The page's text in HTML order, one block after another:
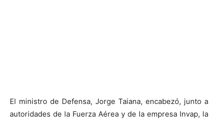
El ministro de Defensa, Jorge Taiana, encabezó, junto a
autoridades de la Fuerza Aérea y de la empresa Invap, la